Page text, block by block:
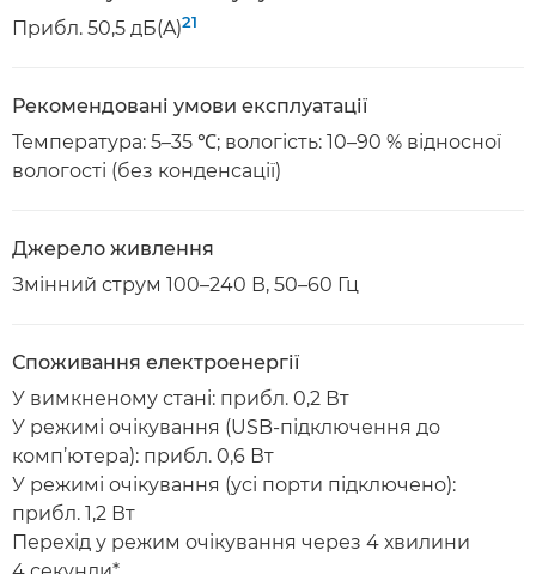
Прибл. 50,5 дБ(A)21
Рекомендовані умови експлуатації
Температура: 5–35 ℃; вологість: 10–90 % відносної
вологості (без конденсації)
Джерело живлення
Змінний струм 100–240 В, 50–60 Гц
Споживання електроенергії
У вимкненому стані: прибл. 0,2 Вт
У режимі очікування (USB-підключення до
комп’ютера): прибл. 0,6 Вт
У режимі очікування (усі порти підключено):
прибл. 1,2 Вт
Перехід у режим очікування через 4 хвилини